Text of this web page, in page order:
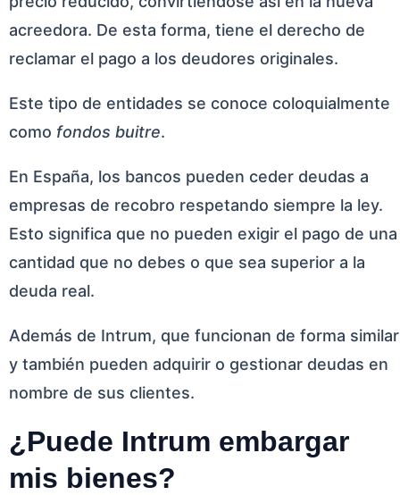
acreedora. De esta forma, tiene el derecho de
reclamar el pago a los deudores originales.
Este tipo de entidades se conoce coloquialmente
como fondos buitre.
En España, los bancos pueden ceder deudas a
empresas de recobro respetando siempre la ley.
Esto significa que no pueden exigir el pago de una
cantidad que no debes o que sea superior a la
deuda real.
Además de Intrum, que funcionan de forma similar
y también pueden adquirir o gestionar deudas en
nombre de sus clientes.
¿Puede Intrum embargar
mis bienes?